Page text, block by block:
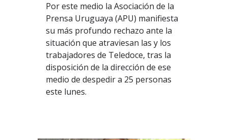
Por este medio la Asociación de la
Prensa Uruguaya (APU) manifiesta
su más profundo rechazo ante la
situación que atraviesan las y los
trabajadores de Teledoce, tras la
disposición de la dirección de ese
medio de despedir a 25 personas
este lunes.